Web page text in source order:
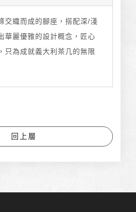
交織而成的腳座，搭配深/淺
華麗優雅的設計概念，匠心
只為成就義大利茶几的無限
回上層